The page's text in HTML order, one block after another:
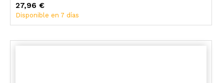
27,96 €
Disponible en 7 días